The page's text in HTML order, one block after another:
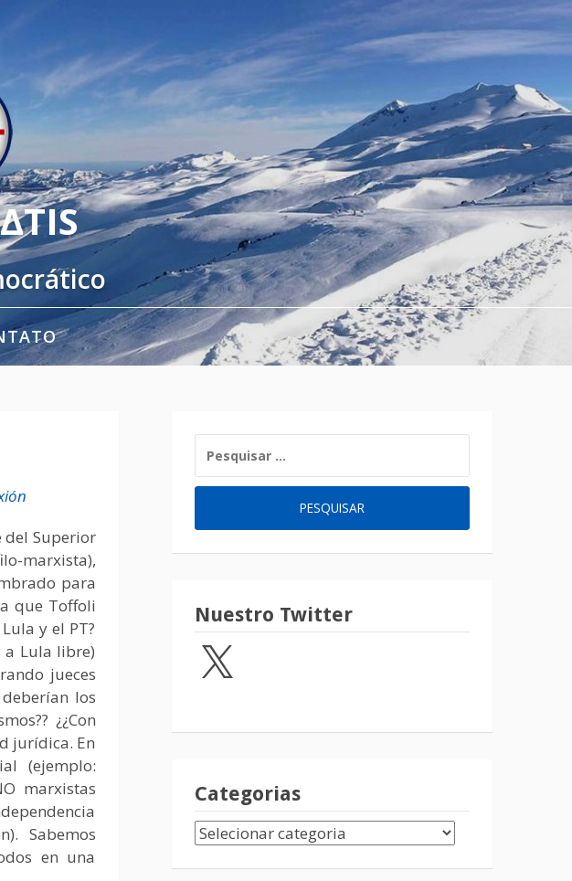
del Superior
marxista),
para
que Toffoli
y el PT?
a Lula libre)
jueces
deberían los
¿¿Con
jurídica. En
(ejemplo:
marxistas
Sabemos
en una
Nuestro Twitter
Categorias